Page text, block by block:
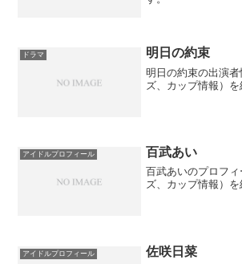
ドラマ 明日の約束
明日の約束の出演
ズ、カップ情報）を
アイドルプロフィール 百武あい
百武あいのプロフ
ズ、カップ情報）を
アイドルプロフィール 佐咲日菜